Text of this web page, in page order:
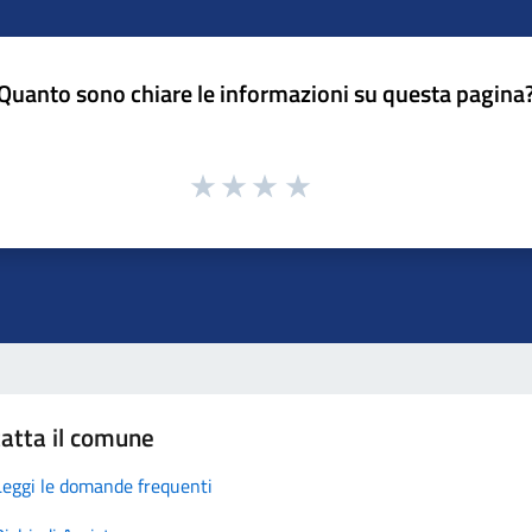
sono chiare le informazioni su questa
il comune
le domande frequenti